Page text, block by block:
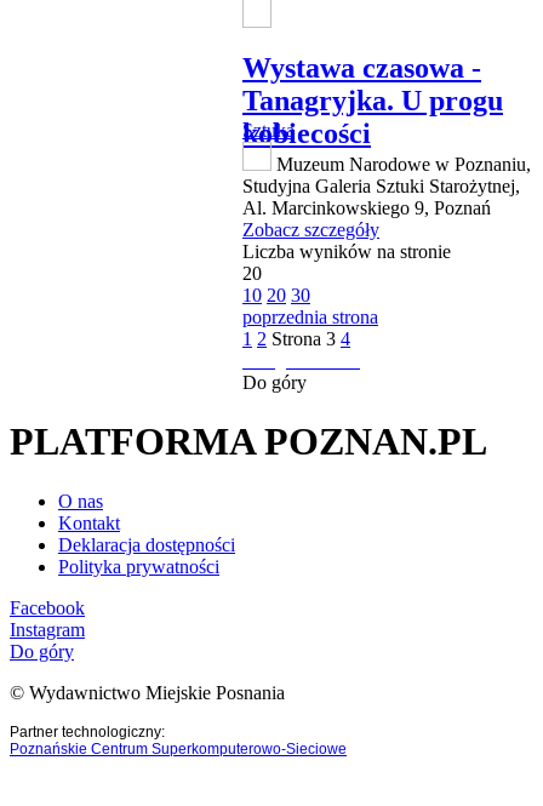
Wystawa czasowa -
Tanagryjka. U progu
kobiecości
Sztuka
Muzeum Narodowe w Poznaniu,
Studyjna Galeria Sztuki Starożytnej,
Al. Marcinkowskiego 9, Poznań
Zobacz szczegóły
Liczba wyników na stronie
20
10 20 30
poprzednia strona
1 2 Strona 3 4
Do góry
PLATFORMA POZNAN.PL
O nas
Kontakt
Deklaracja dostępności
Polityka prywatności
Facebook
Instagram
Do góry
© Wydawnictwo Miejskie Posnania
Partner technologiczny:
Poznańskie Centrum Superkomputerowo-Sieciowe